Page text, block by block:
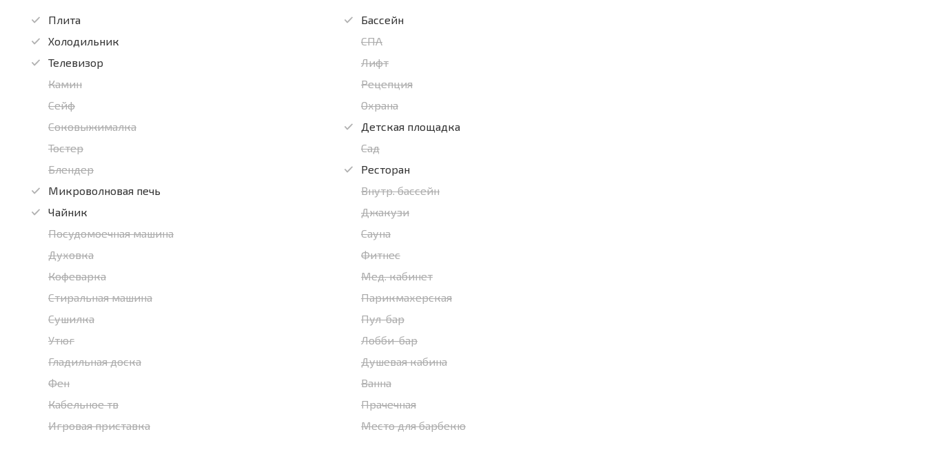
Плита
Холодильник
Телевизор
Камин
Сейф
Соковыжималка
Тостер
Блендер
Микроволновая печь
Чайник
Посудомоечная машина
Духовка
Кофеварка
Стиральная машина
Сушилка
Утюг
Гладильная доска
Фен
Кабельное тв
Игровая приставка
Бассейн
СПА
Лифт
Рецепция
Охрана
Детская площадка
Сад
Ресторан
Внутр. бассейн
Джакузи
Сауна
Фитнес
Мед. кабинет
Парикмахерская
Пул-бар
Лобби-бар
Душевая кабина
Ванна
Прачечная
Место для барбекю